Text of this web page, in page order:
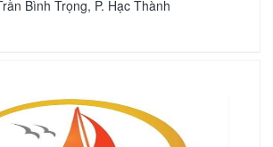
Bình Trọng, P. Hạc Thành